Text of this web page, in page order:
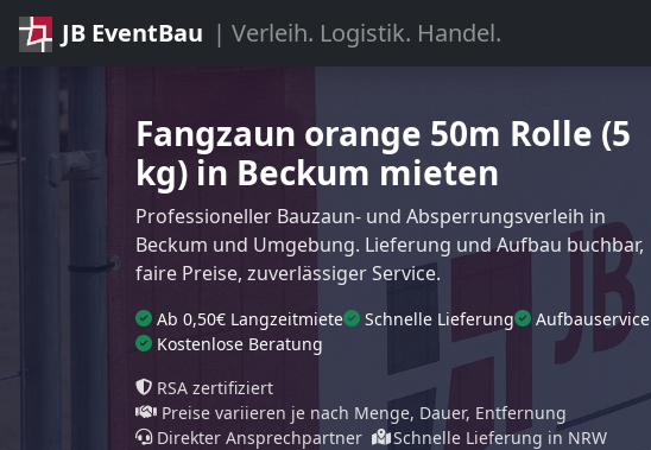
JB EventBau | Verleih. Logistik. Handel.
Fangzaun orange 50m Rolle (5
kg) in Beckum mieten
Professioneller Bauzaun- und Absperrungsverleih in
Beckum und Umgebung. Lieferung und Aufbau buchbar,
faire Preise, zuverlässiger Service.
Ab 0,50€ Langzeitmiete Schnelle Lieferung
Aufbauservice
Kostenlose Beratung
RSA zertifiziert
Preise variieren je nach Menge, Dauer, Entfernung
Direkter Ansprechpartner
Schnelle Lieferung in NRW